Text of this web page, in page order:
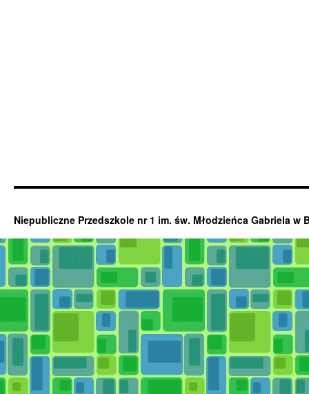
Niepubliczne Przedszkole nr 1 im. św. Młodzieńca Gabriela w